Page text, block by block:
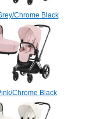
Chrome Black
Chrome Black